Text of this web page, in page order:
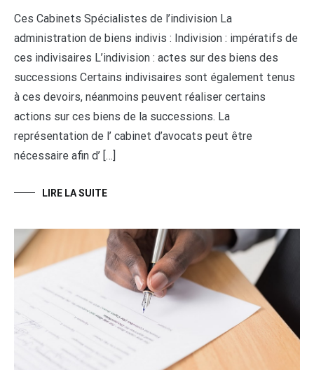
Ces Cabinets Spécialistes de l’indivision La
administration de biens indivis : Indivision : impératifs de
ces indivisaires L’indivision : actes sur des biens des
successions Certains indivisaires sont également tenus
à ces devoirs, néanmoins peuvent réaliser certains
actions sur ces biens de la successions. La
représentation de l’ cabinet d’avocats peut être
nécessaire afin d’ […]
LIRE LA SUITE